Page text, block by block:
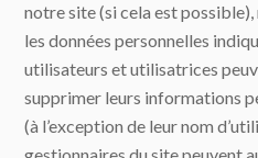
notre site (si cela est
les données personnelles
utilisateurs et utilisatrices
supprimer leurs informations
(à l’exception de leur nom